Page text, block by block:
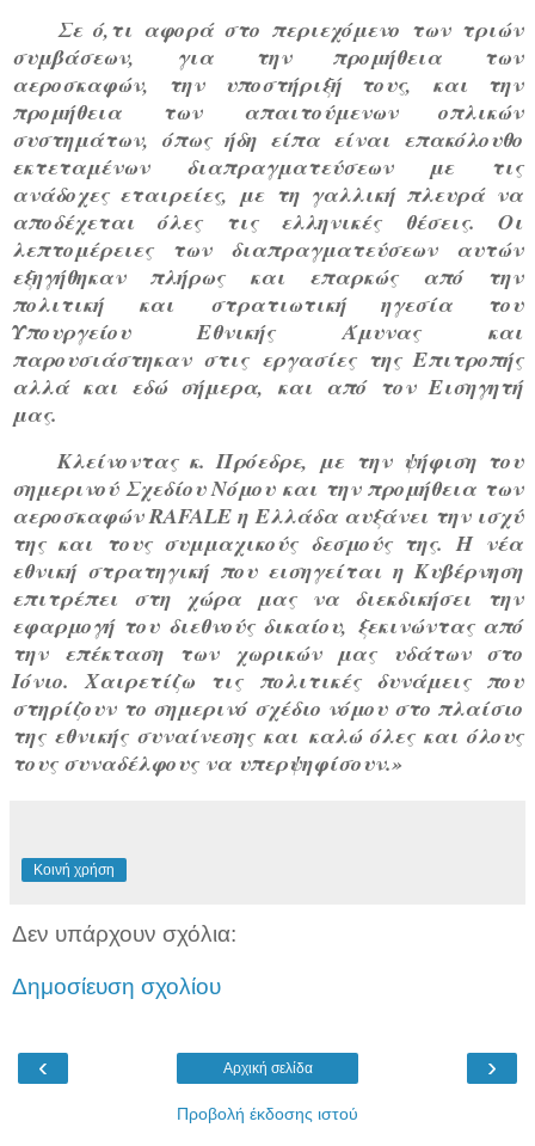
Σε ό,τι αφορά στο περιεχόμενο των τριών
συμβάσεων, για την προμήθεια των
αεροσκαφών, την υποστήριξή τους, και την
προμήθεια των απαιτούμενων οπλικών
συστημάτων, όπως ήδη είπα είναι επακόλουθο
εκτεταμένων διαπραγματεύσεων με τις
ανάδοχες εταιρείες, με τη γαλλική πλευρά να
αποδέχεται όλες τις ελληνικές θέσεις. Οι
λεπτομέρειες των διαπραγματεύσεων αυτών
εξηγήθηκαν πλήρως και επαρκώς από την
πολιτική και στρατιωτική ηγεσία του
Υπουργείου Εθνικής Άμυνας και
παρουσιάστηκαν στις εργασίες της Επιτροπής
αλλά και εδώ σήμερα, και από τον Εισηγητή
μας.
Κλείνοντας κ. Πρόεδρε, με την ψήφιση του
σημερινού Σχεδίου Νόμου και την προμήθεια των
αεροσκαφών RAFALE η Ελλάδα αυξάνει την ισχύ
της και τους συμμαχικούς δεσμούς της. Η νέα
εθνική στρατηγική που εισηγείται η Κυβέρνηση
επιτρέπει στη χώρα μας να διεκδικήσει την
εφαρμογή του διεθνούς δικαίου, ξεκινώντας από
την επέκταση των χωρικών μας υδάτων στο
Ιόνιο. Χαιρετίζω τις πολιτικές δυνάμεις που
στηρίζουν το σημερινό σχέδιο νόμου στο πλαίσιο
της εθνικής συναίνεσης και καλώ όλες και όλους
τους συναδέλφους να υπερψηφίσουν.»
Κοινή χρήση
Δεν υπάρχουν σχόλια:
Δημοσίευση σχολίου
‹ ›
Αρχική σελίδα
Προβολή έκδοσης ιστού